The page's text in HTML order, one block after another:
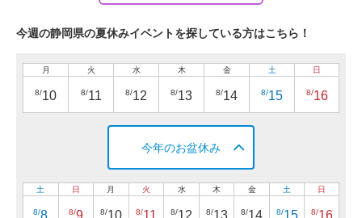
今週の静岡県の夏休みイベントを探している方はこちら！
月
8/10
火
8/11
水
8/12
木
8/13
金
8/14
土
8/15
日
8/16
今年のお盆休み
土
8/8
日
8/9
月
8/10
火
8/11
水
8/12
木
8/13
金
8/14
土
8/15
日
8/16